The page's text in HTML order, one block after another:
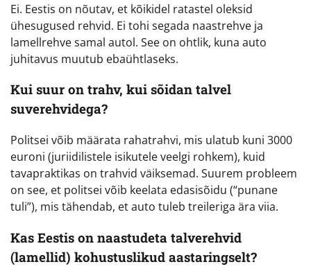
Ei. Eestis on nõutav, et kõikidel ratastel oleksid
ühesugused rehvid. Ei tohi segada naastrehve ja
lamellrehve samal autol. See on ohtlik, kuna auto
juhitavus muutub ebaühtlaseks.
Kui suur on trahv, kui sõidan talvel
suverehvidega?
Politsei võib määrata rahatrahvi, mis ulatub kuni 3000
euroni (juriidilistele isikutele veelgi rohkem), kuid
tavapraktikas on trahvid väiksemad. Suurem probleem
on see, et politsei võib keelata edasisõidu (“punane
tuli”), mis tähendab, et auto tuleb treileriga ära viia.
Kas Eestis on naastudeta talverehvid
(lamellid) kohustuslikud aastaringselt?